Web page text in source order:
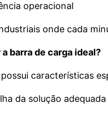
operacional
onde cada
barra de carga ideal?
características
da solução